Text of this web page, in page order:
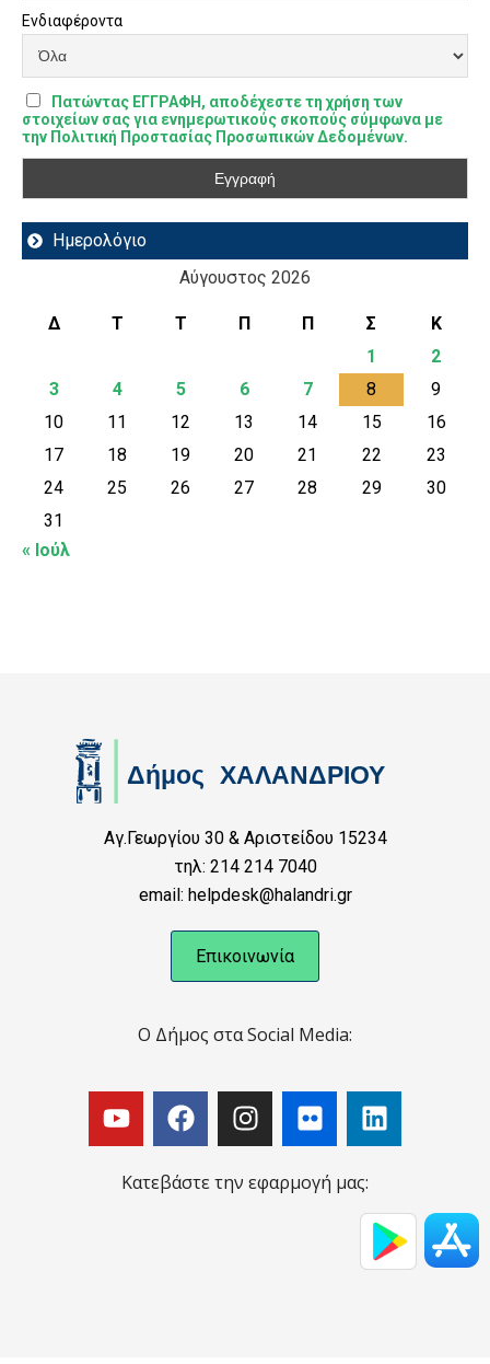
Ενδιαφέροντα
Πατώντας ΕΓΓΡΑΦΗ, αποδέχεστε τη χρήση των
στοιχείων σας για ενημερωτικούς σκοπούς σύμφωνα με
την Πολιτική Προστασίας Προσωπικών Δεδομένων.
Ημερολόγιο
Αύγουστος 2026
Δ Τ Τ Π Π Σ
Κ
1
2
3
4 5 6 7 8
9
10
11 12 13 14 15
16
17
18 19 20 21 22
23
24
25 26 27 28 29
30
31
« Ιούλ
Αγ.Γεωργίου 30 & Αριστείδου 15234
τηλ: 214 214 7040
email: helpdesk@halandri.gr
Επικοινωνία
Ο Δήμος στα Social Media:
Κατεβάστε την εφαρμογή μας: